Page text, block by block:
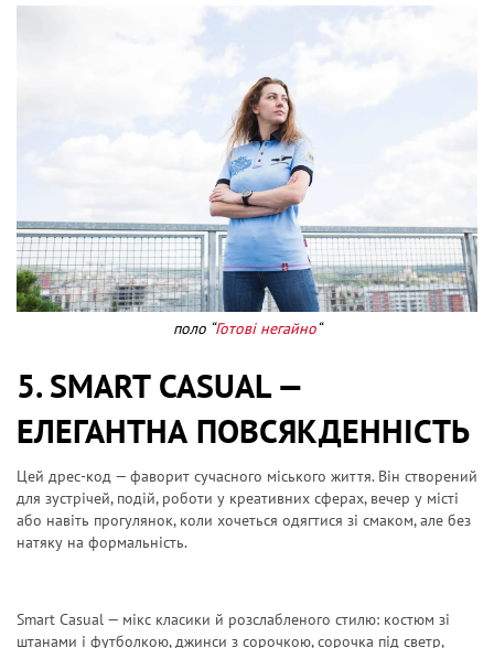
поло “Готові негайно“
5. SMART CASUAL —
ЕЛЕГАНТНА ПОВСЯКДЕННІСТЬ
Цей дрес-код — фаворит сучасного міського життя. Він створений
для зустрічей, подій, роботи у креативних сферах, вечер у місті
або навіть прогулянок, коли хочеться одягтися зі смаком, але без
натяку на формальність.
Smart Casual — мікс класики й розслабленого стилю: костюм зі
штанами і футболкою, джинси з сорочкою, сорочка під светр,